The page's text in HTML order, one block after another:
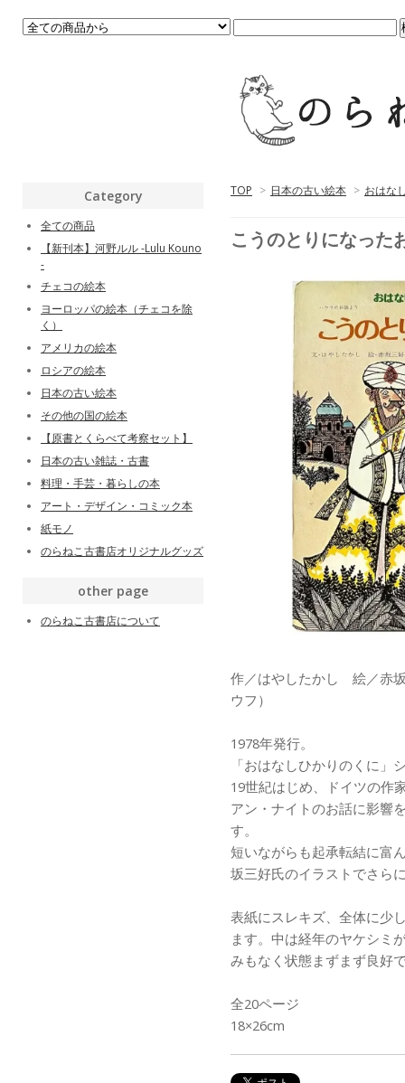
TOP > 日本の古い絵本 > おはな
こうのとりになった
作／はやしたかし 絵／赤
ウフ）
1978年発行。
「おはなしひかりのくに」
19世紀はじめ、ドイツの作
アン・ナイトのお話に影響
す。
短いながらも起承転結に富
坂三好氏のイラストでさら
表紙にスレキズ、全体に少
ます。中は経年のヤケシミ
みもなく状態まずまず良好
全20ページ
18×26cm
Category
全ての商品
【新刊本】河野ルル -Lulu Kouno
-
チェコの絵本
ヨーロッパの絵本（チェコを除
く）
アメリカの絵本
ロシアの絵本
日本の古い絵本
その他の国の絵本
【原書とくらべて考察セット】
日本の古い雑誌・古書
料理・手芸・暮らしの本
アート・デザイン・コミック本
紙モノ
のらねこ古書店オリジナルグッズ
other page
のらねこ古書店について